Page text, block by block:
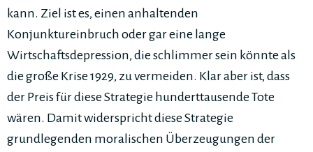
kann. Ziel ist es, einen anhaltenden
Konjunktureinbruch oder gar eine lange
Wirtschaftsdepression, die schlimmer sein könnte als
die große Krise 1929, zu vermeiden. Klar aber ist, dass
der Preis für diese Strategie hunderttausende Tote
wären. Damit widerspricht diese Strategie
grundlegenden moralischen Überzeugungen der